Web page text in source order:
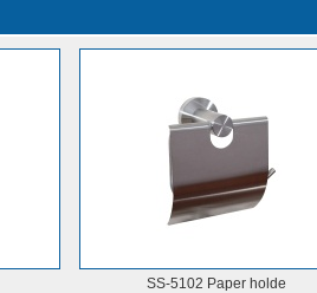
SS-5102 Paper holde